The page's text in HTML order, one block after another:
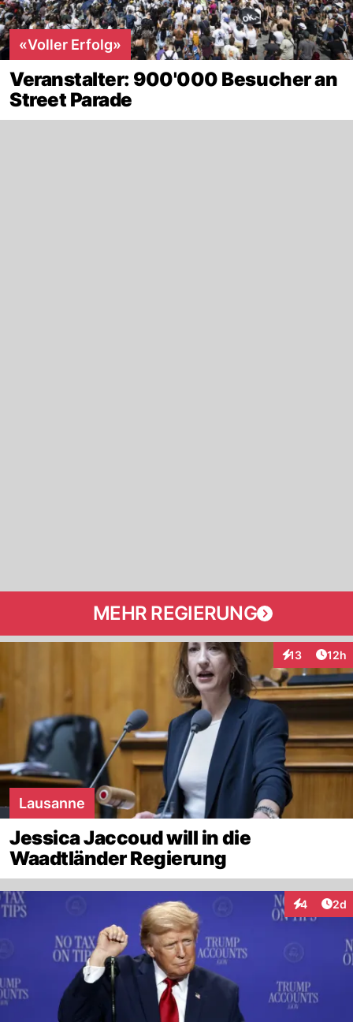
«Voller Erfolg»
Veranstalter: 900'000 Besucher an
Street Parade
MEHR REGIERUNG
13
Interaktionen
12h
Lausanne
Jessica Jaccoud will in die
Waadtländer Regierung
4 2d